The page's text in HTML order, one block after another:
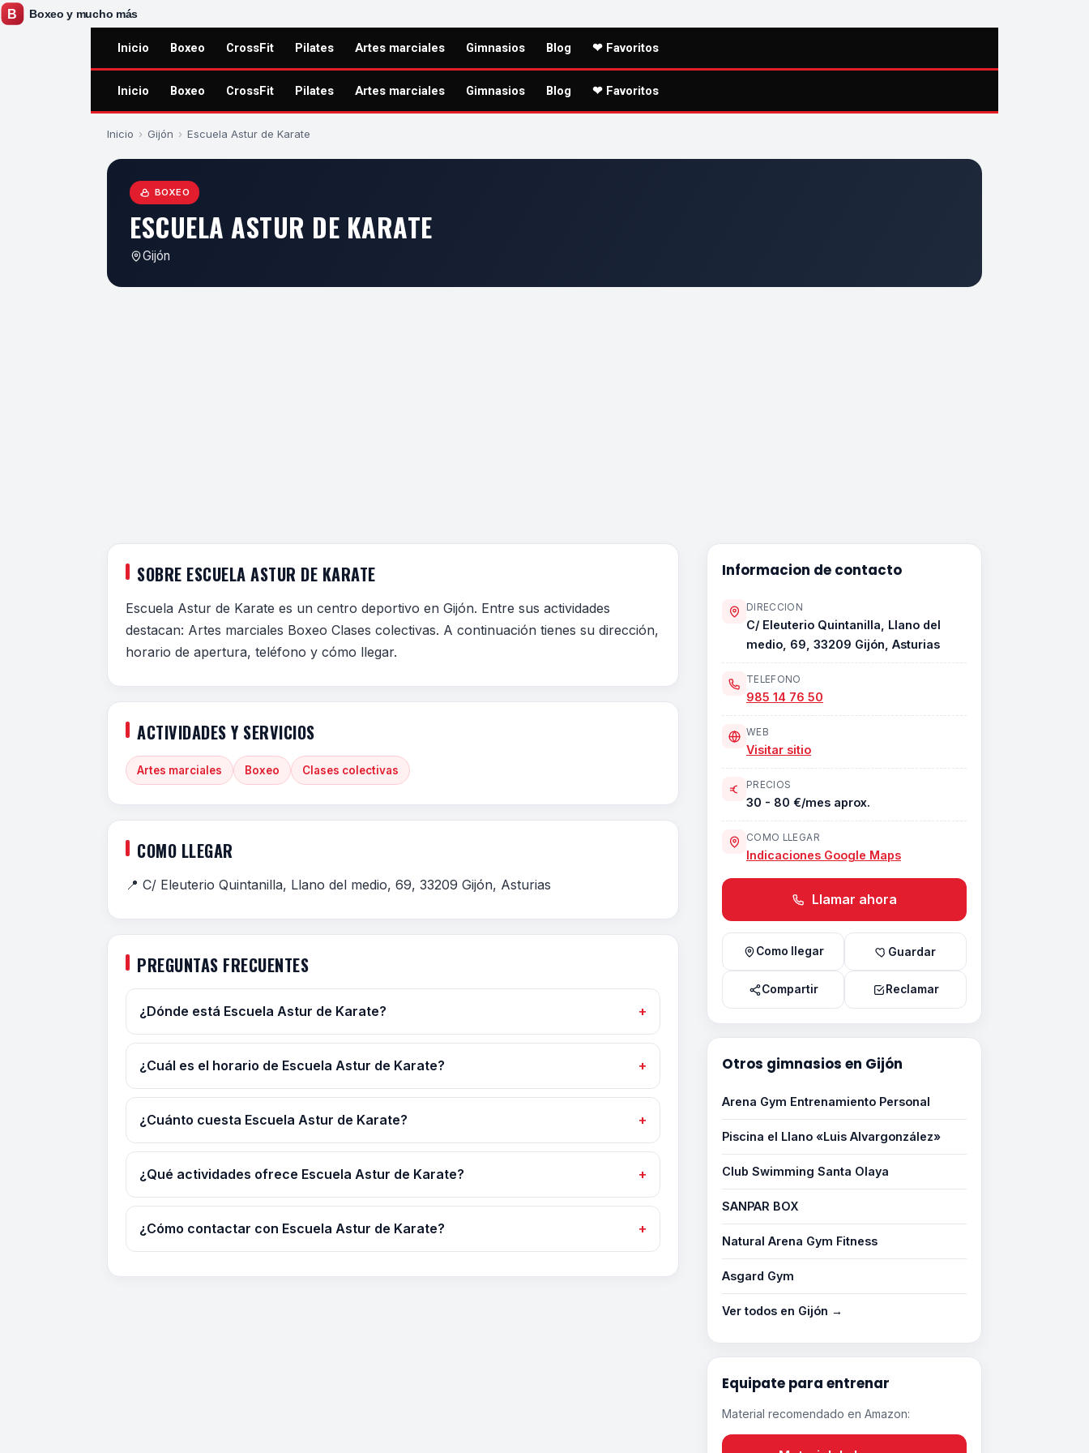
Inicio Boxeo CrossFit Pilates Artes marciales Gimnasios Blog ❤ Favoritos
Inicio Boxeo CrossFit Pilates Artes marciales Gimnasios Blog ❤ Favoritos
Inicio › Gijón › Escuela Astur de Karate
BOXEO
ESCUELA ASTUR DE KARATE
Gijón
SOBRE ESCUELA ASTUR DE KARATE
Escuela Astur de Karate es un centro deportivo en Gijón. Entre sus actividades
destacan: Artes marciales Boxeo Clases colectivas. A continuación tienes su dirección,
horario de apertura, teléfono y cómo llegar.
ACTIVIDADES Y SERVICIOS
Artes marciales Boxeo Clases colectivas
COMO LLEGAR
📍 C/ Eleuterio Quintanilla, Llano del medio, 69, 33209 Gijón, Asturias
PREGUNTAS FRECUENTES
¿Dónde está Escuela Astur de Karate?
¿Cuál es el horario de Escuela Astur de Karate?
¿Cuánto cuesta Escuela Astur de Karate?
¿Qué actividades ofrece Escuela Astur de Karate?
¿Cómo contactar con Escuela Astur de Karate?
Informacion de contacto
DIRECCION
C/ Eleuterio Quintanilla, Llano del
medio, 69, 33209 Gijón, Asturias
TELEFONO
985 14 76 50
WEB
Visitar sitio
PRECIOS
30 - 80 €/mes aprox.
COMO LLEGAR
Indicaciones Google Maps
Llamar ahora
Como llegar Guardar
Compartir Reclamar
Otros gimnasios en Gijón
Arena Gym Entrenamiento Personal
Piscina el Llano «Luis Alvargonzález»
Club Swimming Santa Olaya
SANPAR BOX
Natural Arena Gym Fitness
Asgard Gym
Ver todos en Gijón →
Equipate para entrenar
Material recomendado en Amazon: